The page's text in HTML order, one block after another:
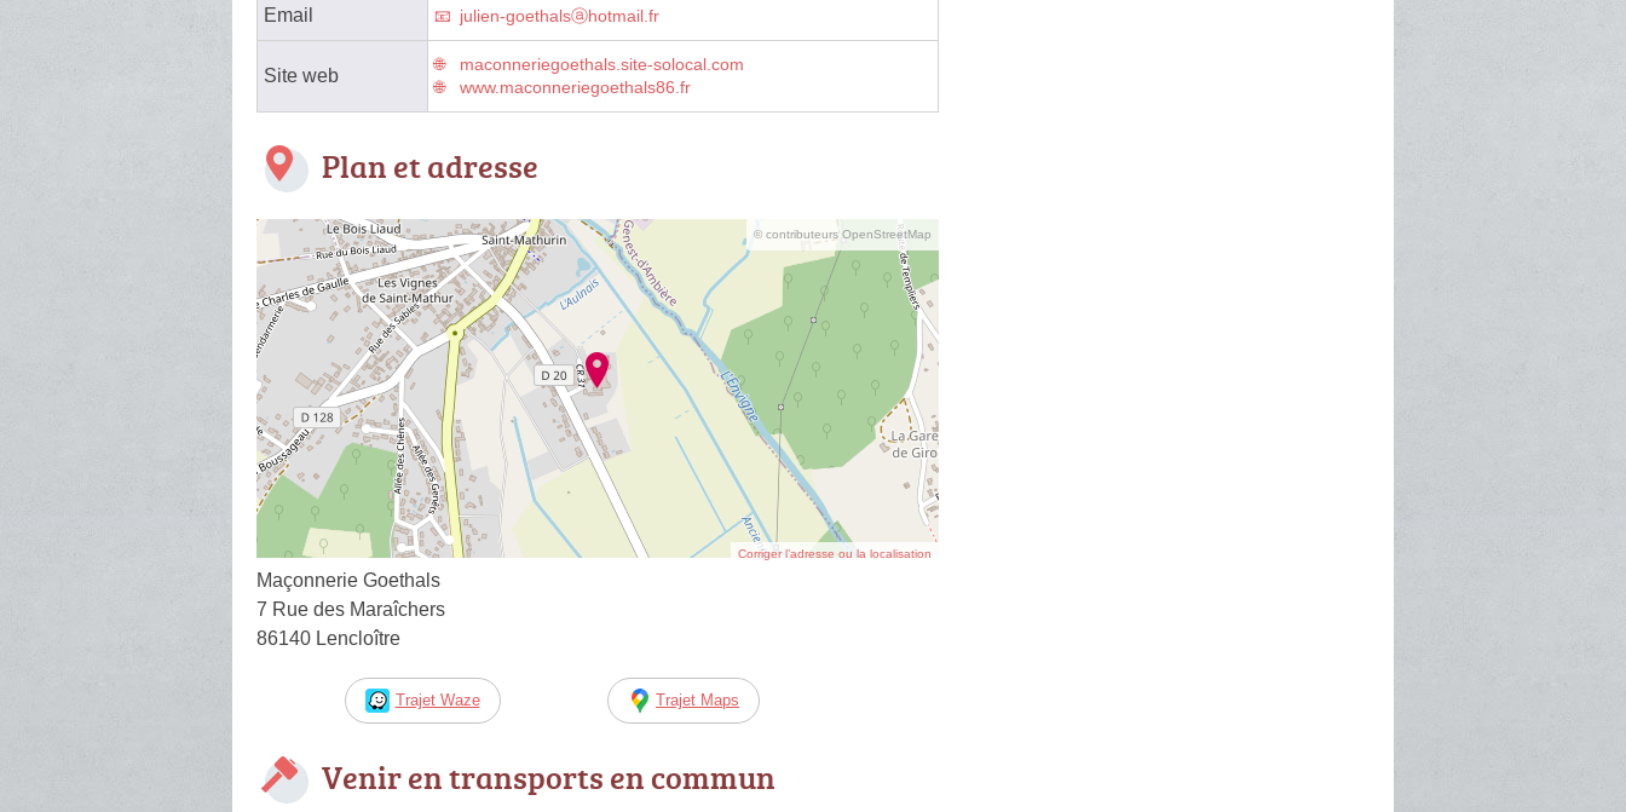
Email julien-goethalsⓐhotmail.fr
Site web
maconneriegoethals.site-solocal.com
www.maconneriegoethals86.fr
Plan et adresse
© contributeurs OpenStreetMap
Corriger l’adresse ou la localisation
Maçonnerie Goethals
7 Rue des Maraîchers
86140 Lencloître
Trajet Waze Trajet Maps
Venir en transports en commun